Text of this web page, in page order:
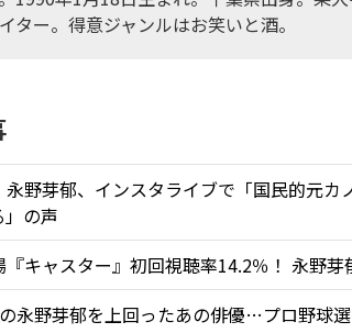
ター。得意ジャンルはお笑いと酒。
永野芽郁、インスタライブで「国民的元
の声
『キャスター』初回視聴率14.2％！ 永野
永野芽郁を上回ったあの俳優…プロ野球